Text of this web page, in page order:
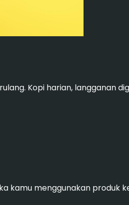
Kopi harian, langganan
kamu menggunakan produk